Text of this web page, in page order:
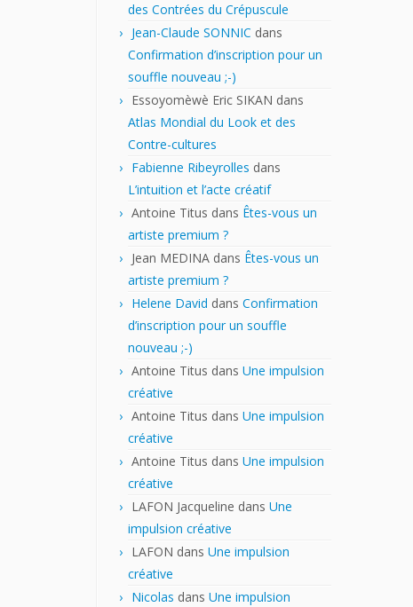
des Contrées du Crépuscule
Jean-Claude SONNIC dans
Confirmation d’inscription pour un
souffle nouveau ;-)
Essoyomèwè Eric SIKAN dans
Atlas Mondial du Look et des
Contre-cultures
Fabienne Ribeyrolles dans
L’intuition et l’acte créatif
Antoine Titus dans Êtes-vous un
artiste premium ?
Jean MEDINA dans Êtes-vous un
artiste premium ?
Helene David dans Confirmation
d’inscription pour un souffle
nouveau ;-)
Antoine Titus dans Une impulsion
créative
Antoine Titus dans Une impulsion
créative
Antoine Titus dans Une impulsion
créative
LAFON Jacqueline dans Une
impulsion créative
LAFON dans Une impulsion
créative
Nicolas dans Une impulsion